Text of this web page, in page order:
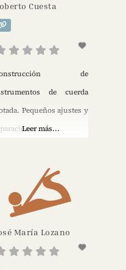
para la compra,
de sus
hermanas Solé,
luthier y maestra
con su
que garantiza
Cuesta
de
de cuerda
Pequeños ajustes y
Leer más...
María Lozano